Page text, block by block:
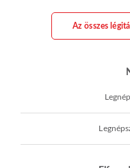
Az összes